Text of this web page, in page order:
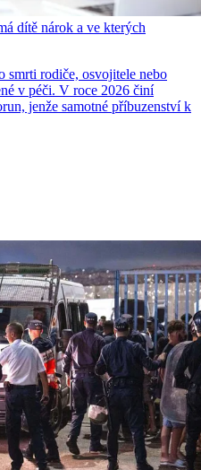
dítě nárok a ve kterých
smrti rodiče, osvojitele nebo
v péči. V roce 2026 činí
jenže samotné příbuzenství k